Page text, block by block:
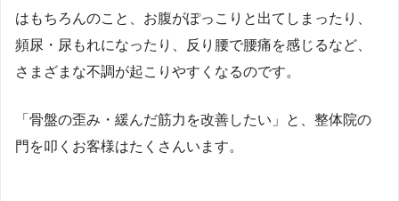
はもちろんのこと、お腹がぽっこりと出てしまったり、
頻尿・尿もれになったり、反り腰で腰痛を感じるなど、
さまざまな不調が起こりやすくなるのです。
「骨盤の歪み・緩んだ筋力を改善したい」と、整体院の
門を叩くお客様はたくさんいます。